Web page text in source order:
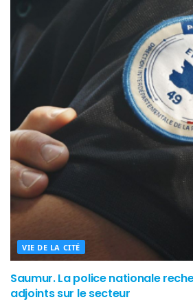
VIE DE LA CITÉ
Saumur. La police nationale
adjoints sur le secteur